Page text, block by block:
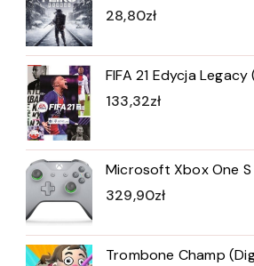
28,80zł
FIFA 21 Edycja Legacy
133,32zł
Microsoft Xbox One
329,90zł
Trombone Champ